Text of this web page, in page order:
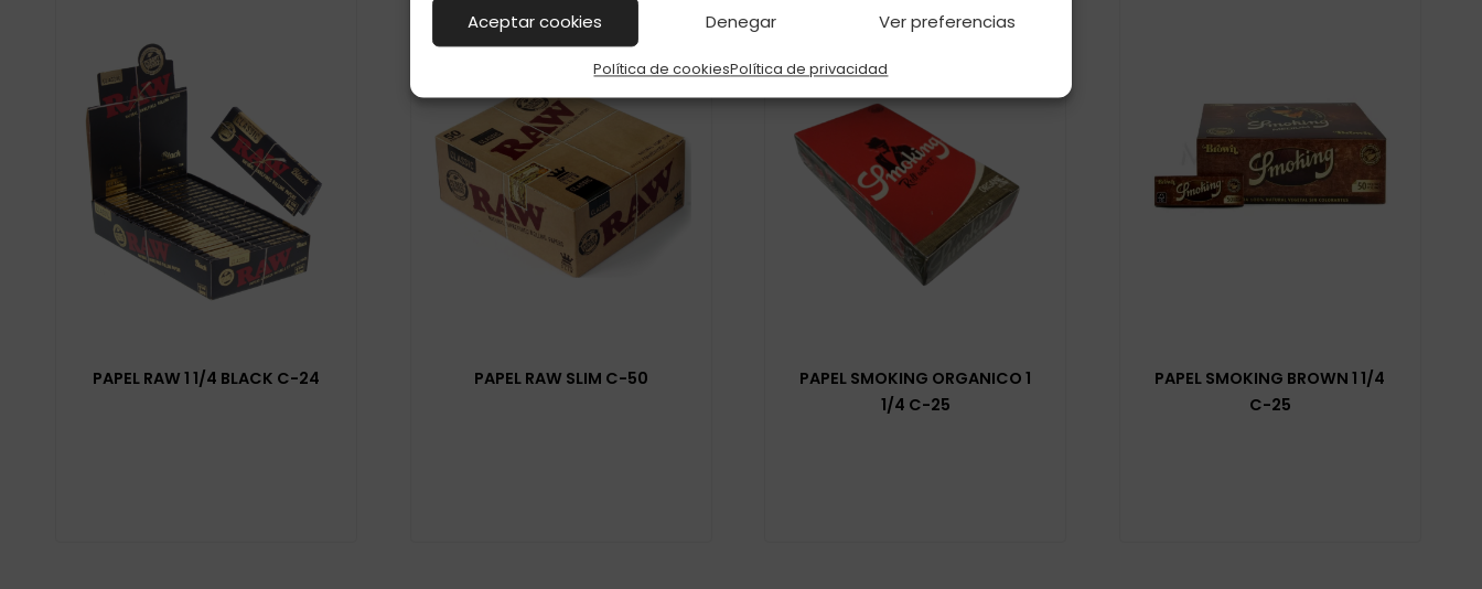
Aceptar cookies Denegar Ver preferencias
Política de cookiesPolítica de privacidad
PAPEL RAW 1 1/4 BLACK C-24 PAPEL RAW SLIM C-50
PAPEL SMOKING ORGANICO 1
1/4 C-25
PAPEL SMOKING BROWN 1 1/4
C-25